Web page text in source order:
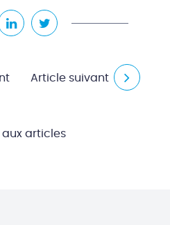
Article suivant
aux articles